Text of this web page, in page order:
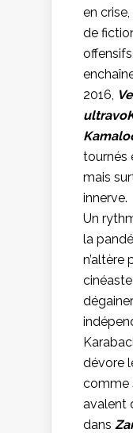
en
de
2016,
tournés
mais
innerve.
Un
la
n’altère
dévore
comme
avalent
dans